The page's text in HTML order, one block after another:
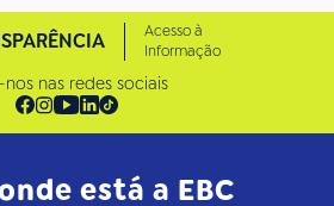
Acesso à
Informação
nos nas redes sociais
está a EBC